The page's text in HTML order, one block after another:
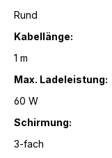
Rund
Kabellänge:
1 m
Max. Ladeleistung:
60 W
Schirmung:
3-fach